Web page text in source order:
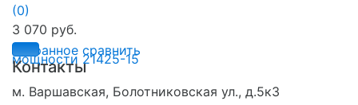
избранное сравнить
(0)
3 070 руб.
Контакты
м. Варшавская, Болотниковская ул., д.5к3